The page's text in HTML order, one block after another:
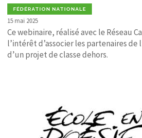
FÉDÉRATION NATIONALE
15 mai 2025
Ce webinaire, réalisé avec le Réseau
l’intérêt d’associer les partenaires de
d’un projet de classe dehors.